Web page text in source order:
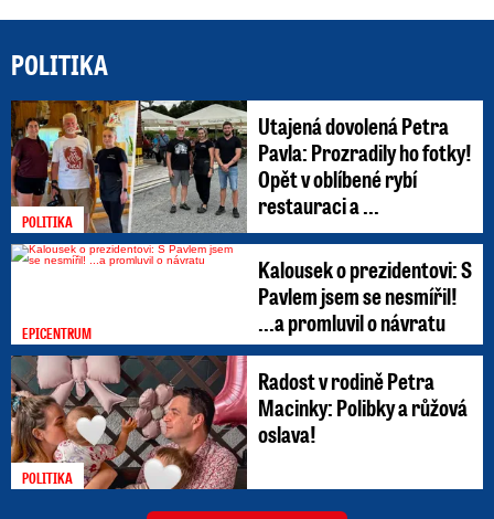
POLITIKA
POLITIKA
Utajená dovolená Petra
Pavla: Prozradily ho fotky!
Opět v oblíbené rybí
restauraci a ...
EPICENTRUM
Kalousek o prezidentovi: S
Pavlem jsem se nesmířil!
...a promluvil o návratu
POLITIKA
Radost v rodině Petra
Macinky: Polibky a růžová
oslava!